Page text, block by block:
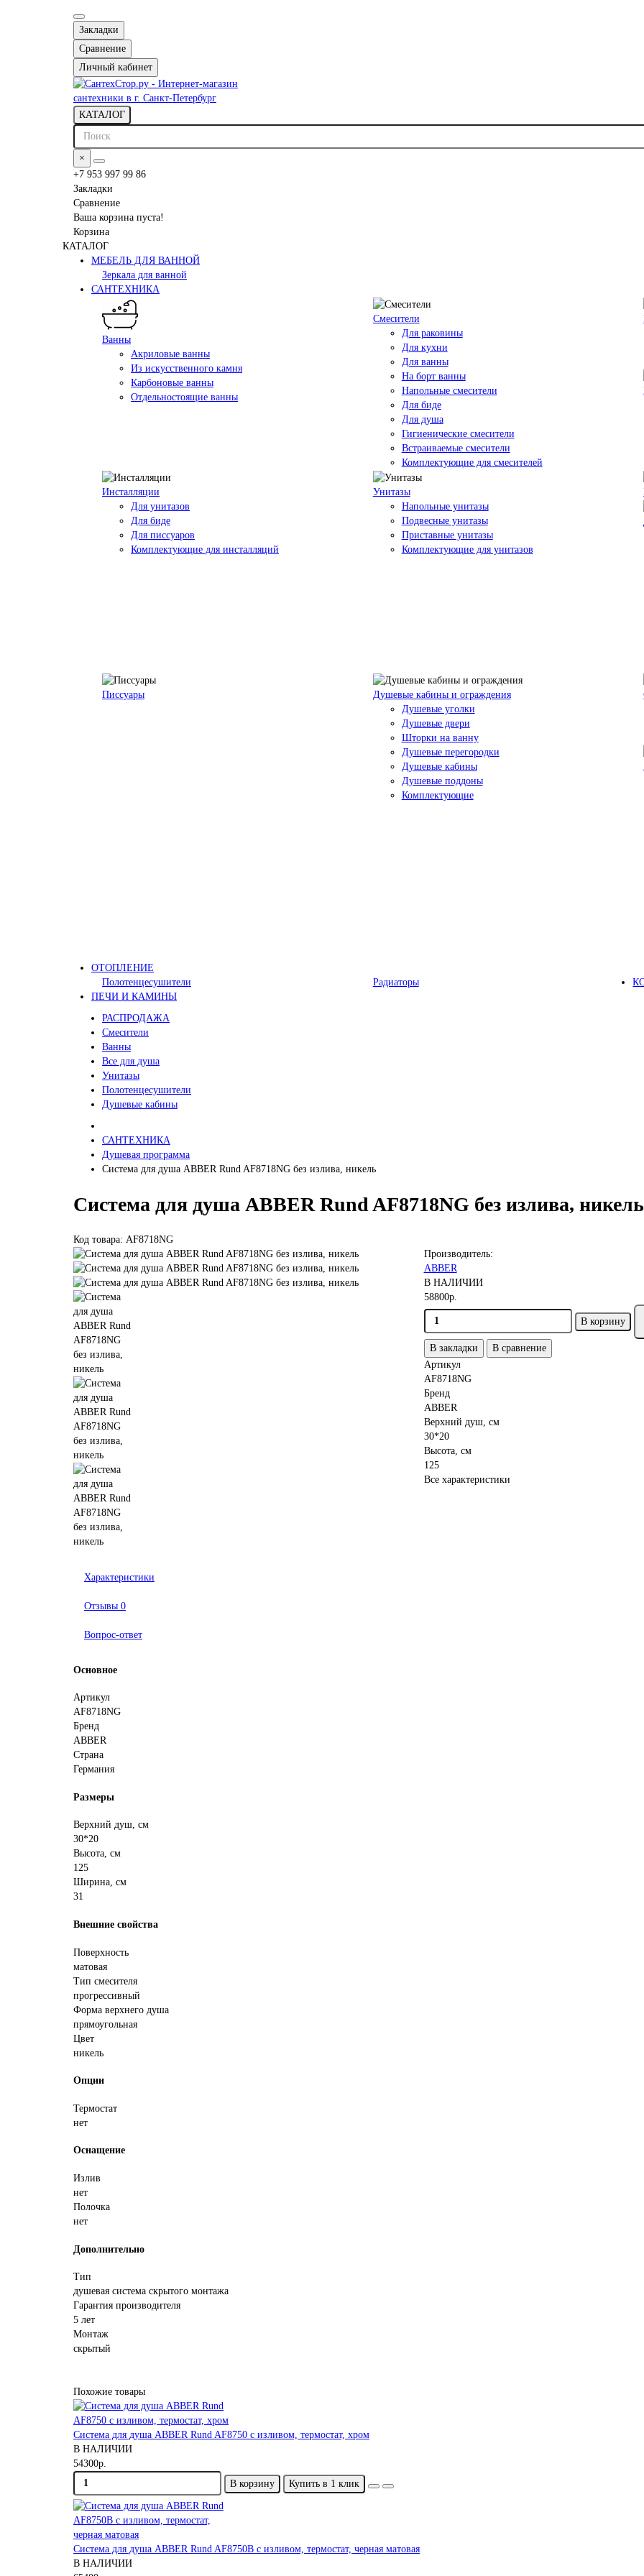
Закладки
Сравнение
Личный кабинет
КАТАЛОГ
×
+7 953 997 99 86
Закладки
Сравнение
Ваша корзина пуста!
Корзина
КАТАЛОГ
МЕБЕЛЬ ДЛЯ ВАННОЙ
Зеркала для ванной
САНТЕХНИКА
Ванны
Акриловые ванны
Из искусственного камня
Карбоновые ванны
Отдельностоящие ванны
Смесители
Для раковины
Для кухни
Для ванны
На борт ванны
Напольные смесители
Для биде
Для душа
Гигиенические смесители
Встраиваемые смесители
Комплектующие для смесителей
Инсталляции
Для унитазов
Для биде
Для писсуаров
Комплектующие для инсталляций
Унитазы
Напольные унитазы
Подвесные унитазы
Приставные унитазы
Комплектующие для унитазов
Писсуары
Душевые кабины и ограждения
Душевые уголки
Душевые двери
Шторки на ванну
Душевые перегородки
Душевые кабины
Душевые поддоны
Комплектующие
ОТОПЛЕНИЕ
Полотенцесушители
Радиаторы
ПЕЧИ И КАМИНЫ
РАСПРОДАЖА
Смесители
Ванны
Все для душа
Унитазы
Полотенцесушители
Душевые кабины
САНТЕХНИКА
Душевая программа
Система для душа ABBER Rund AF8718NG без излива, никель
Система для душа ABBER Rund AF8718NG без излива, никель
Код товара: AF8718NG
Производитель:
ABBER
В НАЛИЧИИ
58800р.
В корзину
В закладки
В сравнение
Артикул
AF8718NG
Бренд
ABBER
Верхний душ, см
30*20
Высота, см
125
Все характеристики
Характеристики
Отзывы 0
Вопрос-ответ
Основное
Артикул
AF8718NG
Бренд
ABBER
Страна
Германия
Размеры
Верхний душ, см
30*20
Высота, см
125
Ширина, см
31
Внешние свойства
Поверхность
матовая
Тип смесителя
прогрессивный
Форма верхнего душа
прямоугольная
Цвет
никель
Опции
Термостат
нет
Оснащение
Излив
нет
Полочка
нет
Дополнительно
Тип
душевая система скрытого монтажа
Гарантия производителя
5 лет
Монтаж
скрытый
Похожие товары
Система для душа ABBER Rund AF8750 с изливом, термостат, хром
В НАЛИЧИИ
54300р.
В корзину
Купить в 1 клик
Система для душа ABBER Rund AF8750B с изливом, термостат, черная матовая
В НАЛИЧИИ